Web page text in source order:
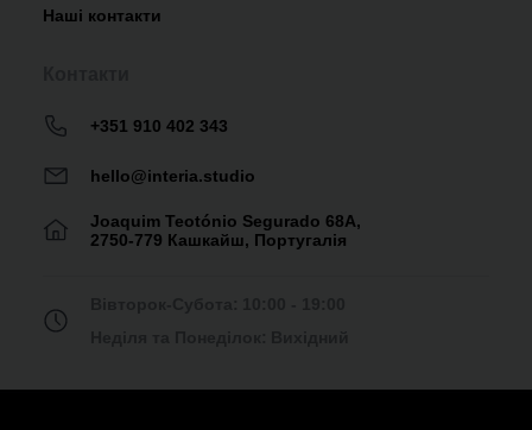
Наші контакти
+351 910 402 343
hello@interia.studio
Joaquim Teotónio Segurado 68A,
2750-779 Кашкайш, Португалія